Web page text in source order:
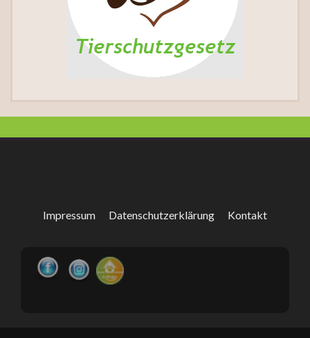
Impressum Datenschutzerklärung Kontakt